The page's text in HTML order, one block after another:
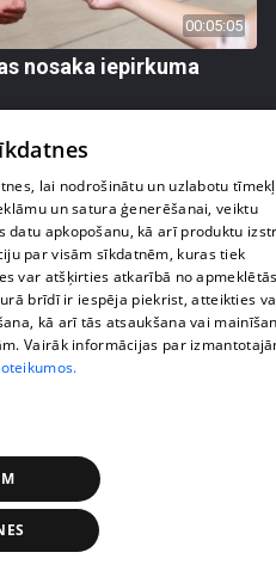
00:05:05
nosaka iepirkuma
bet uzpirkšanas
lai nodrošinātu un uzlabotu
un satura ģenerēšanai, veiktu
apkopošanu, kā arī produktu
par visām sīkdatnēm, kuras tiek
var atšķirties atkarībā no
brīdī ir iespēja piekrist, atteikties
kā arī tās atsaukšana vai
Vairāk informācijas par